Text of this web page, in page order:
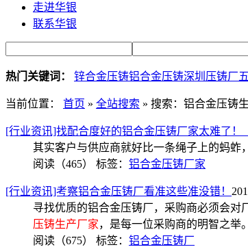
走进华银
联系华银
热门关键词： 锌合金压铸铝合金压铸深圳压铸厂
当前位置： 首页 » 全站搜索 » 搜索：铝合金压铸
[行业资讯]找配合度好的铝合金压铸厂家太难了！
其实客户与供应商就好比一条绳子上的蚂蚱
阅读（465） 标签： 铝合金压铸厂家
[行业资讯]考察铝合金压铸厂看准这些准没错！
寻找优质的铝合金压铸厂，采购商必须会
压铸生产厂家，是每一位采购商的明智之举。
阅读（675） 标签： 铝合金压铸厂